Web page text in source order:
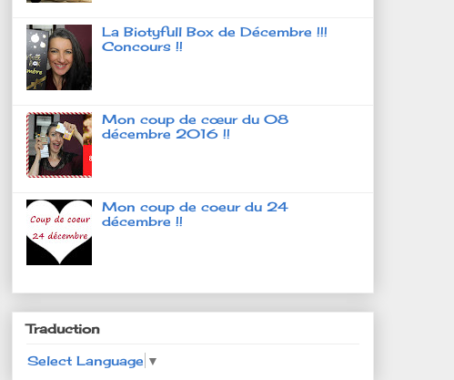
La Biotyfull Box de Décembre !!!
Concours !!
Mon coup de cœur du 08
décembre 2016 !!
Mon coup de coeur du 24
décembre !!
Traduction
Select Language ▼